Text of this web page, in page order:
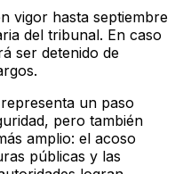
vigor hasta septiembre
del tribunal. En caso
ser detenido de
un paso
pero también
amplio: el acoso
públicas y las